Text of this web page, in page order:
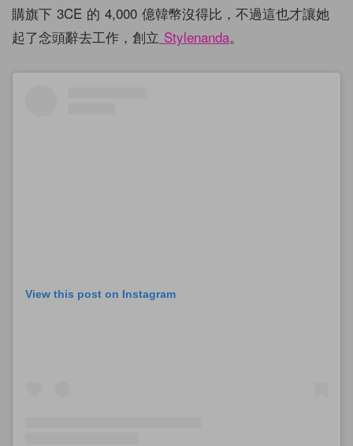
購旗下 3CE 的 4,000 億韓幣沒得比，不過這也才讓她
起了念頭辭去工作，創立 Stylenanda。
View this post on Instagram